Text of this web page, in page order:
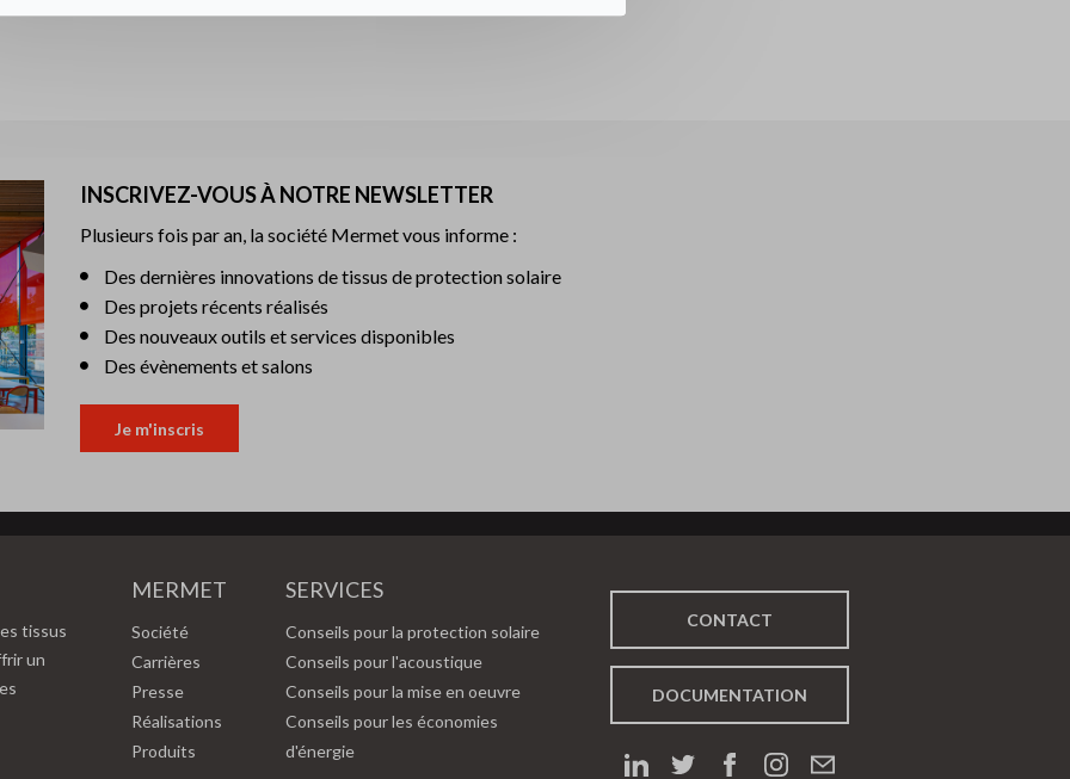
INSCRIVEZ-VOUS À NOTRE NEWSLETTER
Plusieurs fois par an, la société Mermet vous informe :
Des dernières innovations de tissus de protection solaire
Des projets récents réalisés
Des nouveaux outils et services disponibles
Des évènements et salons
Je m'inscris
tissus
un
MERMET
Société
Carrières
Presse
Réalisations
Produits
SERVICES
Conseils pour la protection solaire
Conseils pour l'acoustique
Conseils pour la mise en oeuvre
Conseils pour les économies
d'énergie
CONTACT
DOCUMENTATION